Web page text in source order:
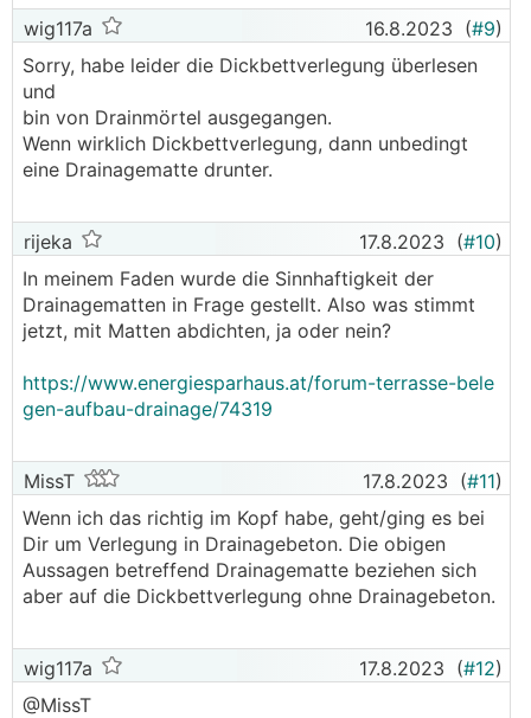
wig117a 16.8.2023 (#9)
Sorry, habe leider die Dickbettverlegung überlesen
und
bin von Drainmörtel ausgegangen.
Wenn wirklich Dickbettverlegung, dann unbedingt
eine Drainagematte drunter.
rijeka 17.8.2023 (#10)
In meinem Faden wurde die Sinnhaftigkeit der
Drainagematten in Frage gestellt. Also was stimmt
jetzt, mit Matten abdichten, ja oder nein?
https://www.energiesparhaus.at/forum-terrasse-bele
gen-aufbau-drainage/74319
MissT 17.8.2023 (#11)
Wenn ich das richtig im Kopf habe, geht/ging es bei
Dir um Verlegung in Drainagebeton. Die obigen
Aussagen betreffend Drainagematte beziehen sich
aber auf die Dickbettverlegung ohne Drainagebeton.
wig117a 17.8.2023 (#12)
@­MissT